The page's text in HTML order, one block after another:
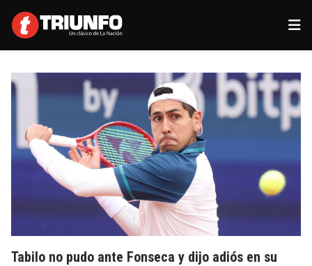
Tabilo no pudo ante Fonseca y dijo adiós en su